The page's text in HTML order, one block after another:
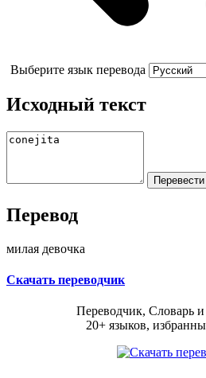
Выберите язык перевода
Исходный текст
Перевод
милая девочка
Скачать переводчик
Переводчик, Словарь и
20+ языков,